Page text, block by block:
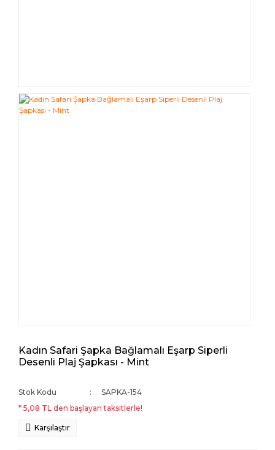
Kadın Safari Şapka Bağlamalı Eşarp Siperli
Desenli Plaj Şapkası - Mint
Stok Kodu
SAPKA-154
* 5,08 TL den başlayan taksitlerle!
Karşılaştır